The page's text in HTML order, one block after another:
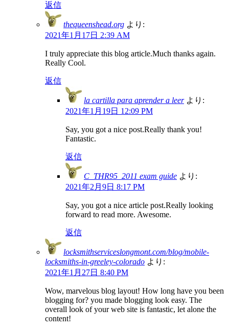
返信
thequeenshead.org より:
2021年1月17日 2:39 AM
I truly appreciate this blog article.Much thanks again.
Really Cool.
返信
la cartilla para aprender a leer より:
2021年1月19日 12:09 PM
Say, you got a nice post.Really thank you!
Fantastic.
返信
C_THR95_2011 exam guide より:
2021年2月9日 8:17 PM
Say, you got a nice article post.Really looking
forward to read more. Awesome.
返信
locksmithserviceslongmont.com/blog/mobile-
locksmiths-in-greeley-colorado より:
2021年1月27日 8:40 PM
Wow, marvelous blog layout! How long have you been
blogging for? you made blogging look easy. The
overall look of your web site is fantastic, let alone the
content!